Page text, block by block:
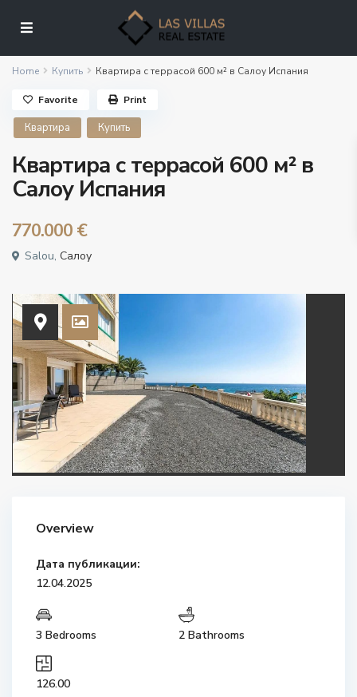
Home Купить Квартира с террасой 600 м² в Салоу Испания
Квартира Купить
Квартира с террасой 600 м² в
Салоу Испания
770.000 €
Salou, Салоу
Favorite Print
Overview
Дата публикации:
12.04.2025
3 Bedrooms 2 Bathrooms
126.00